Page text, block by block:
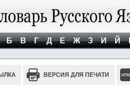
Б В Г Д Е Ж З И Й
ВЕРСИЯ ДЛЯ ПЕЧАТИ